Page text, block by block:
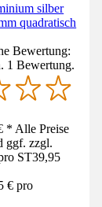
silber
quadratisch
Bewertung:
1 Bewertung.
* Alle Preise
ggf. zzgl.
ST39,95
€ pro